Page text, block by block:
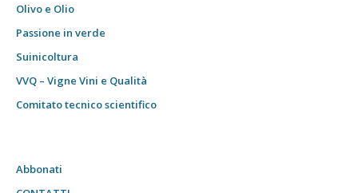
Olivo e Olio
Passione in verde
Suinicoltura
VVQ – Vigne Vini e Qualità
Comitato tecnico scientifico
Abbonati